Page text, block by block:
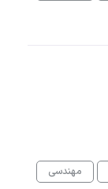
مهندسی